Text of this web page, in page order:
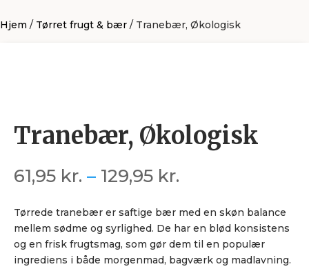
Hjem / Tørret frugt & bær / Tranebær, Økologisk
Tranebær, Økologisk
61,95 kr. – 129,95 kr.
til
129,95 kr.
Tørrede tranebær er saftige bær med en skøn balance
mellem sødme og syrlighed. De har en blød konsistens
og en frisk frugtsmag, som gør dem til en populær
ingrediens i både morgenmad, bagværk og madlavning.